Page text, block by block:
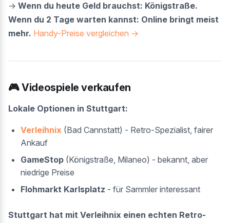
→ Wenn du heute Geld brauchst: Königstraße.
Wenn du 2 Tage warten kannst: Online bringt meist
mehr. Handy-Preise vergleichen →
🎮 Videospiele verkaufen
Lokale Optionen in Stuttgart:
Verleihnix (Bad Cannstatt) - Retro-Spezialist, fairer
Ankauf
GameStop (Königstraße, Milaneo) - bekannt, aber
niedrige Preise
Flohmarkt Karlsplatz - für Sammler interessant
Stuttgart hat mit Verleihnix einen echten Retro-